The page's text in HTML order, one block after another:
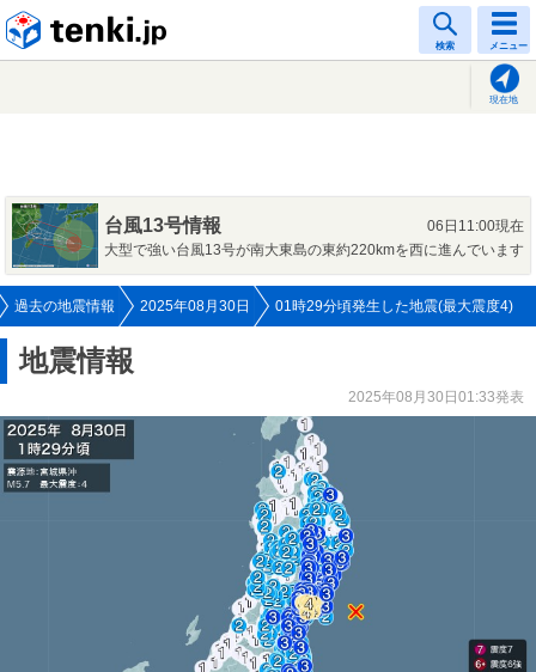
検索 メニュー
現在地
台風13号情報
06日11:00現在
大型で強い台風13号が南大東島の東約220kmを西に進んでいます
過去の地震情報 2025年08月30日 01時29分頃発生した地震(最大震度4)
地震情報
2025年08月30日01:33発表